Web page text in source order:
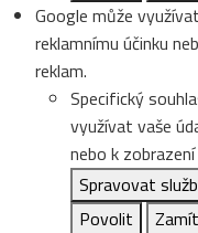
Google může
reklamnímu účinku
reklam.
Specifický
využívat vaše
nebo k
Spravovat
Povolit